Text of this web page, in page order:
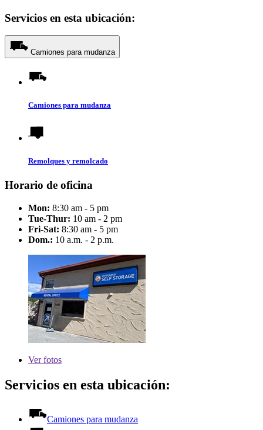
Servicios en esta ubicación:
Camiones para mudanza
Camiones para mudanza
Remolques y remolcado
Horario de oficina
Mon: 8:30 am - 5 pm
Tue-Thur: 10 am - 2 pm
Fri-Sat: 8:30 am - 5 pm
Dom.: 10 a.m. - 2 p.m.
Verfotos
Servicios en esta ubicación:
Camiones para mudanza